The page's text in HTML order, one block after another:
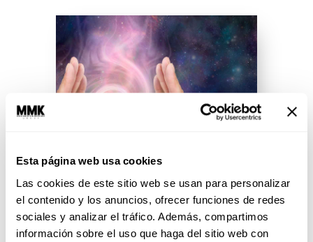
Esta página web usa cookies
Las cookies de este sitio web se usan para personalizar
el contenido y los anuncios, ofrecer funciones de redes
sociales y analizar el tráfico. Además, compartimos
información sobre el uso que haga del sitio web con
¿Puedes reprogramar tu
realidad? … Spoiler: sí se puede